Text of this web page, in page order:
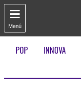

Menú
POP INNOVA